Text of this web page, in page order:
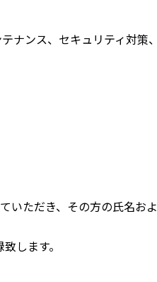
ナンス、セキュリティ対策
いただき、その方の氏名お
します。